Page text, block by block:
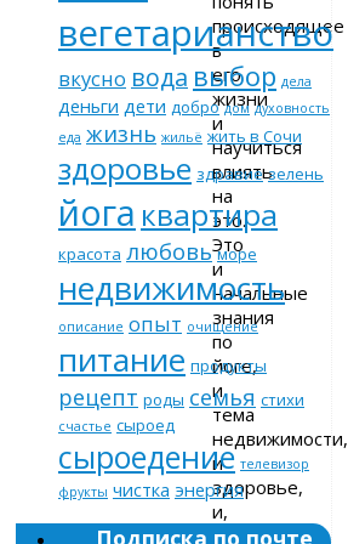
происходящее
в
его
жизни
и
научиться
влиять
на
это.
Это
и
начальные
знания
по
йоге,
и
тема
недвижимости,
и
здоровье,
и,
конечно
вегетарианство
вкусно вода выбор дела
деньги дети добро дом духовность
еда жизнь жильё жить в Сочи
здоровье здравие зелень
йога квартира
красота любовь море
недвижимость
описание опыт очищение
питание продукты
рецепт роды семья стихи
счастье сыроед
сыроедение телевизор
фрукты чистка энергия
Подписка по почте